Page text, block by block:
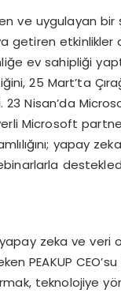
ve uygulayan
getiren etkinlikler
ev sahipliği
25 Mart’ta
23 Nisan’da
Microsoft
yapay
yapay zeka ve
PEAKUP
teknolojiye